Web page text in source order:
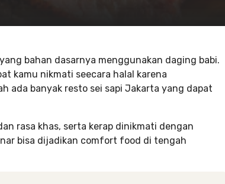
bahan dasarnya menggunakan daging babi.
kamu nikmati seecara halal karena
ada banyak resto sei sapi Jakarta yang dapat
rasa khas, serta kerap dinikmati dengan
bisa dijadikan comfort food di tengah